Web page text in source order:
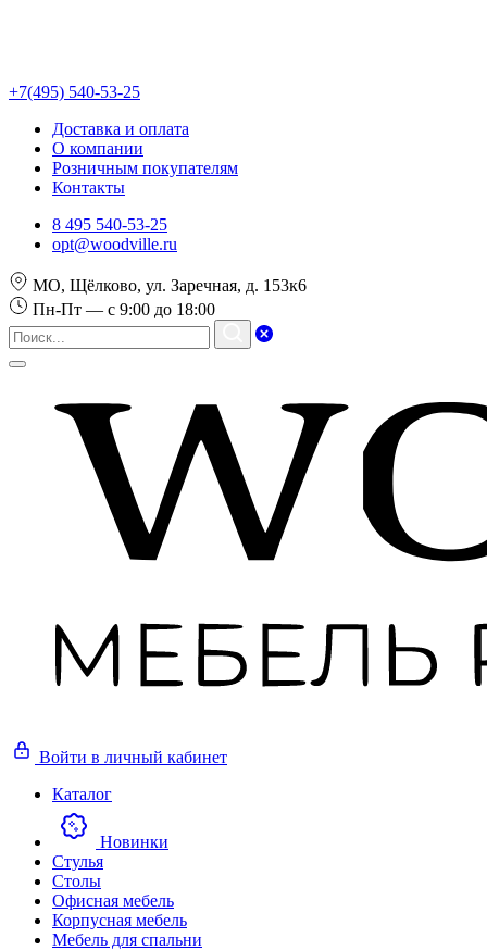
+7(495) 540-53-25
Доставка и оплата
О компании
Розничным покупателям
Контакты
8 495 540-53-25
opt@woodville.ru
МО, Щёлково, ул. Заречная, д. 153к6
Пн-Пт — с 9:00 до 18:00
Войти в личный кабинет
Каталог
Новинки
Стулья
Столы
Офисная мебель
Корпусная мебель
Мебель для спальни